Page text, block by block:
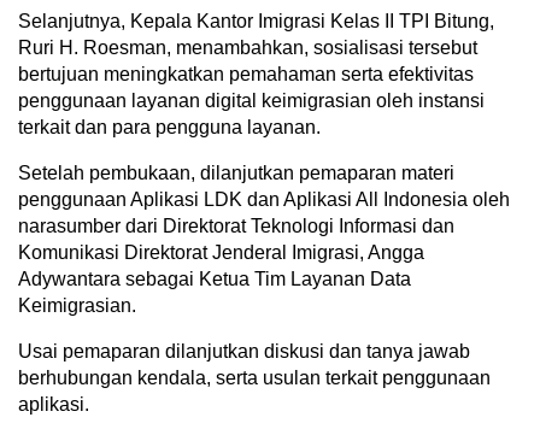
Selanjutnya, Kepala Kantor Imigrasi Kelas II TPI Bitung,
Ruri H. Roesman, menambahkan, sosialisasi tersebut
bertujuan meningkatkan pemahaman serta efektivitas
penggunaan layanan digital keimigrasian oleh instansi
terkait dan para pengguna layanan.
Setelah pembukaan, dilanjutkan pemaparan materi
penggunaan Aplikasi LDK dan Aplikasi All Indonesia oleh
narasumber dari Direktorat Teknologi Informasi dan
Komunikasi Direktorat Jenderal Imigrasi, Angga
Adywantara sebagai Ketua Tim Layanan Data
Keimigrasian.
Usai pemaparan dilanjutkan diskusi dan tanya jawab
berhubungan kendala, serta usulan terkait penggunaan
aplikasi.